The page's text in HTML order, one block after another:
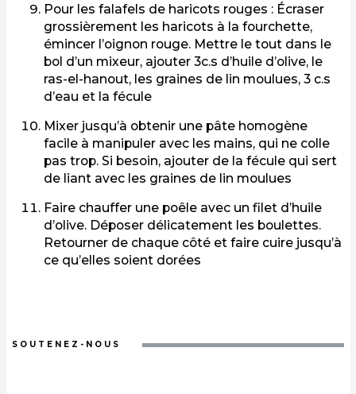
Pour les falafels de haricots rouges : Écraser
grossièrement les haricots à la fourchette,
émincer l’oignon rouge. Mettre le tout dans le
bol d’un mixeur, ajouter 3c.s d’huile d’olive, le
ras-el-hanout, les graines de lin moulues, 3 c.s
d’eau et la fécule
Mixer jusqu’à obtenir une pâte homogène
facile à manipuler avec les mains, qui ne colle
pas trop. Si besoin, ajouter de la fécule qui sert
de liant avec les graines de lin moulues
Faire chauffer une poêle avec un filet d’huile
d’olive. Déposer délicatement les boulettes.
Retourner de chaque côté et faire cuire jusqu’à
ce qu’elles soient dorées
SOUTENEZ-NOUS